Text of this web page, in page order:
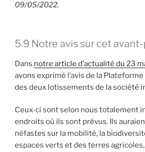
09/05/2022.
5.9 Notre avis sur cet
Dans notre article d’actualité du 23
avons exprimé l’avis de la
des deux lotissements de la société
Ceux-ci sont selon nous totalement
endroits où ils sont prévus. Ils
néfastes sur la mobilité, la
espaces verts et des terres